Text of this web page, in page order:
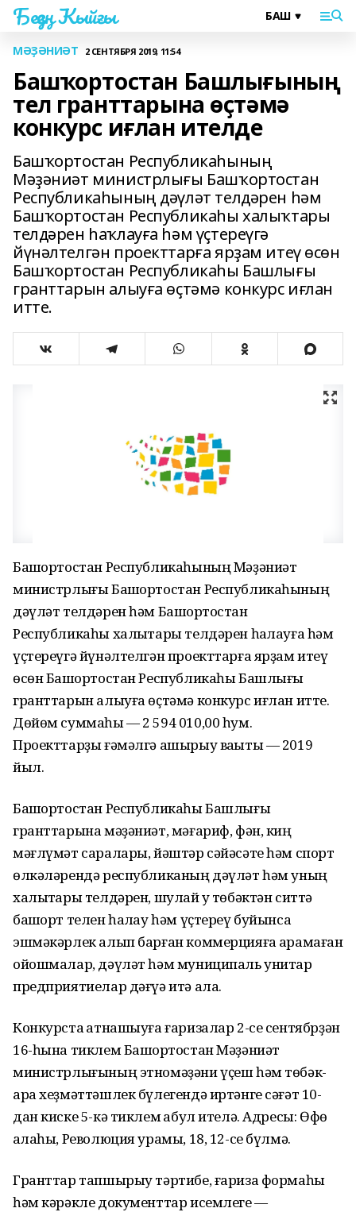
Беҙҙең Ҡыйғы
МӘҘӘНИӘТ 2 СЕНТЯБРЯ 2019, 11:54
Башҡортостан Башлығының
тел гранттарына өҫтәмә
конкурс иғлан ителде
Башҡортостан Республикаһының
Мәҙәниәт министрлығы Башҡортостан
Республикаһының дәүләт телдәрен һәм
Башҡортостан Республикаһы халыҡтары
телдәрен һаҡлауға һәм үҫтереүгә
йүнәлтелгән проекттарға ярҙам итеү өсөн
Башҡортостан Республикаһы Башлығы
гранттарын алыуға өҫтәмә конкурс иғлан
итте.
Башҡортостан Республикаһының Мәҙәниәт
министрлығы Башҡортостан Республикаһының
дәүләт телдәрен һәм Башҡортостан
Республикаһы халыҡтары телдәрен һаҡлауға һәм
үҫтереүгә йүнәлтелгән проекттарға ярҙам итеү
өсөн Башҡортостан Республикаһы Башлығы
гранттарын алыуға өҫтәмә конкурс иғлан итте.
Дөйөм суммаһы — 2 594 010,00 һум.
Проекттарҙы ғәмәлгә ашырыу ваҡыты — 2019
йыл.
Башҡортостан Республикаһы Башлығы
гранттарына мәҙәниәт, мәғариф, фән, киң
мәғлүмәт саралары, йәштәр сәйәсәте һәм спорт
өлкәләрендә республиканың дәүләт һәм уның
халыҡтары телдәрен, шулай уҡ төбәктән ситтә
башҡорт телен һаҡлау һәм үҫтереү буйынса
эшмәкәрлек алып барған коммерцияға ҡарамаған
ойошмалар, дәүләт һәм муниципаль унитар
предприятиелар дәғүә итә ала.
Конкурста ҡатнашыуға ғаризалар 2-се сентябрҙән
16-һына тиклем Башҡортостан Мәҙәниәт
министрлығының этномәҙәни үҫеш һәм төбәк-
ара хеҙмәттәшлек бүлегендә иртәнге сәғәт 10-
дан киске 5-кә тиклем ҡабул ителә. Адресы: Өфө
ҡалаһы, Революция урамы, 18, 12-се бүлмә.
Гранттар тапшырыу тәртибе, ғариза формаһы
һәм кәрәкле документтар исемлеге —